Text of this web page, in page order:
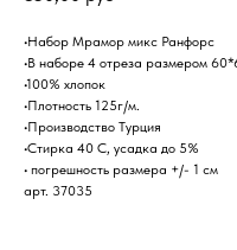
•Набор Мрамор микс Ранфорс
•В наборе 4 отреза размером
•100% хлопок
•Плотность 125г/м.
•Производство Турция
•Стирка 40 С, усадка до 5%
• погрешность размера +/- 1 см
арт. 37035